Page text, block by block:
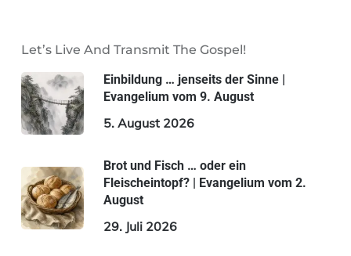
Let’s Live And Transmit The Gospel!
Einbildung … jenseits der Sinne |
Evangelium vom 9. August
5. August 2026
Brot und Fisch … oder ein
Fleischeintopf? | Evangelium vom 2.
August
29. Juli 2026